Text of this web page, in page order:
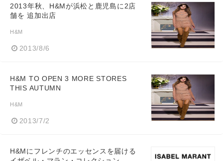
2013年秋、H&Mが浜松と鹿児島に2店
舗を 追加出店
H&M
2013/8/6
H&M TO OPEN 3 MORE STORES
THIS AUTUMN
H&M
2013/7/2
H&Mにフレンチのエッセンスを届ける